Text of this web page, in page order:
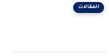
المقالات